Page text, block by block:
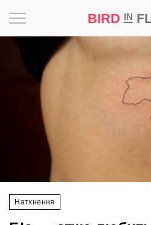
BIRD IN
Натхнення